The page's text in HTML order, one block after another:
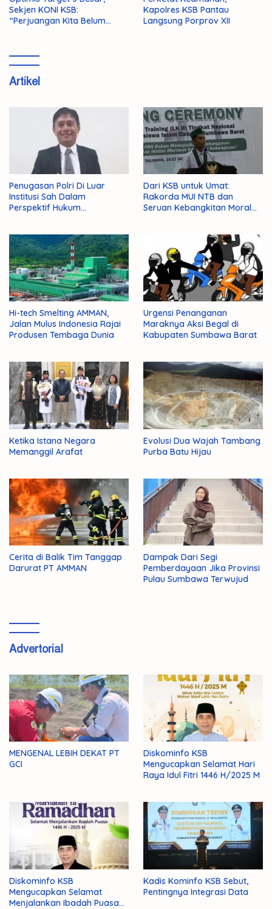
Sekjen KONI KSB:
“Perjuangan Kita Belum
Kapolres KSB Pantau
Langsung Porprov XII
Artikel
Penugasan Polri Di Luar
Institusi Sah Dalam
Perspektif Hukum
Dari KSB untuk Umat:
Rakorda MUI NTB dan
Seruan Kebangkitan Moral
Hi-tech Smelting AMMAN,
Jalan Mulus Indonesia Rajai
Produsen Tembaga Dunia
Urgensi Penanganan
Maraknya Aksi Begal di
Kabupaten Sumbawa Barat
Ketika Istana Negara
Memanggil Arafat
Evolusi Dua Wajah Tambang
Purba Batu Hijau
Cerita di Balik Tim Tanggap
Darurat PT AMMAN
Dampak Dari Segi
Pemberdayaan Jika Provinsi
Pulau Sumbawa Terwujud
Advertorial
MENGENAL LEBIH DEKAT PT
GCI
Diskominfo KSB
Mengucapkan Selamat Hari
Raya Idul Fitri 1446 H/2025 M
Diskominfo KSB
Mengucapkan Selamat
Menjalankan Ibadah Puasa
Kadis Kominfo KSB Sebut,
Pentingnya Integrasi Data